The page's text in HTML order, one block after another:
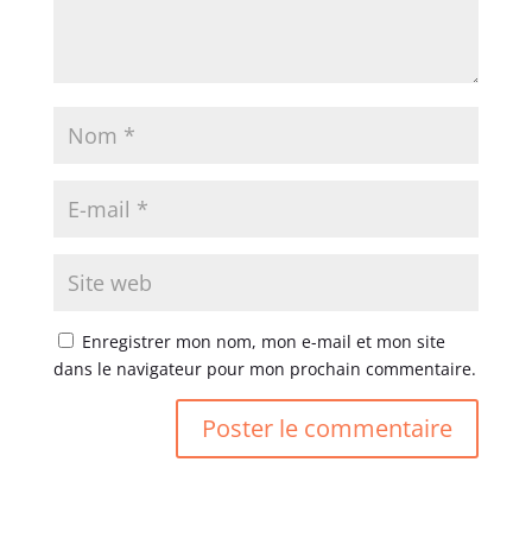
Enregistrer mon nom, mon e-mail et mon site
dans le navigateur pour mon prochain commentaire.